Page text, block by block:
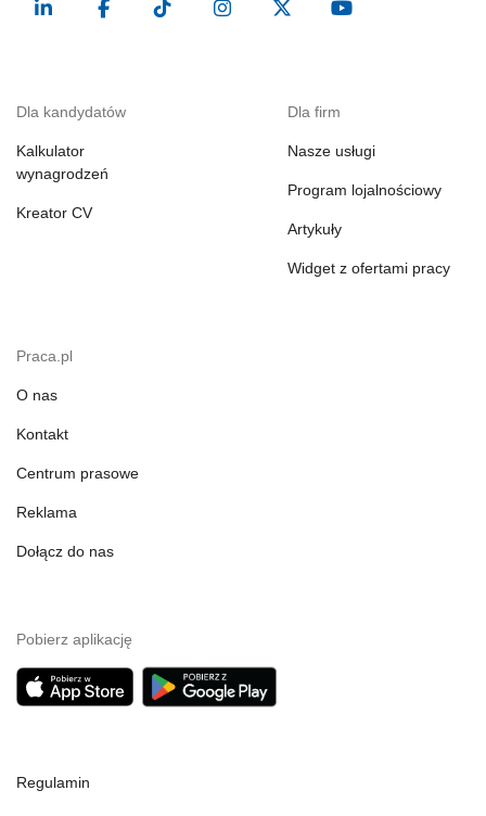
Dla kandydatów
Kalkulator
wynagrodzeń
Kreator CV
Dla firm
Nasze usługi
Program lojalnościowy
Artykuły
Widget z ofertami pracy
Praca.pl
O nas
Kontakt
Centrum prasowe
Reklama
Dołącz do nas
Pobierz aplikację
Regulamin